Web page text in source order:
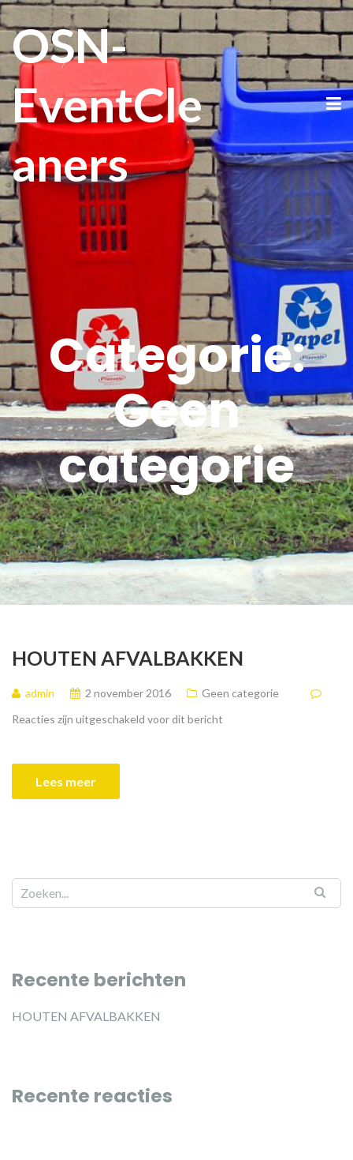
OSN-
EventCle
aners
Categorie:
Geen
categorie
HOUTEN AFVALBAKKEN
admin 2 november 2016
Geen categorie
Reacties zijn uitgeschakeld voor dit bericht
Lees meer
Recente berichten
HOUTEN AFVALBAKKEN
Recente reacties